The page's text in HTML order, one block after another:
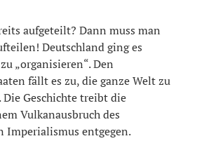
aufgeteilt? Dann muss man
Deutschland ging es
„organisieren“. Den
fällt es zu, die ganze Welt zu
Die Geschichte treibt die
Vulkanausbruch des
Imperialismus entgegen.